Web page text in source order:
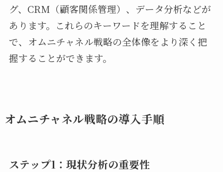
グ、CRM（顧客関係管理）、データ分析などが
あります。これらのキーワードを理解すること
で、オムニチャネル戦略の全体像をより深く把
握することができます。
オムニチャネル戦略の導入手順
ステップ1：現状分析の重要性